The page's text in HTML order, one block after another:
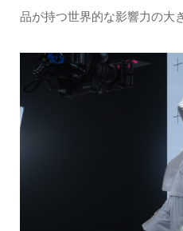
品が持つ世界的な影響力の大